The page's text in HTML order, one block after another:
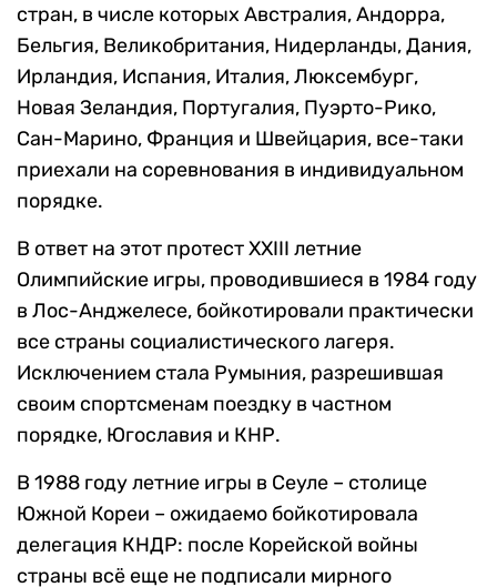
стран, в числе которых Австралия, Андорра,
Бельгия, Великобритания, Нидерланды, Дания,
Ирландия, Испания, Италия, Люксембург,
Новая Зеландия, Португалия, Пуэрто-Рико,
Сан-Марино, Франция и Швейцария, все-таки
приехали на соревнования в индивидуальном
порядке.
В ответ на этот протест XXIII летние
Олимпийские игры, проводившиеся в 1984 году
в Лос-Анджелесе, бойкотировали практически
все страны социалистического лагеря.
Исключением стала Румыния, разрешившая
своим спортсменам поездку в частном
порядке, Югославия и КНР.
В 1988 году летние игры в Сеуле – столице
Южной Кореи – ожидаемо бойкотировала
делегация КНДР: после Корейской войны
страны всё еще не подписали мирного